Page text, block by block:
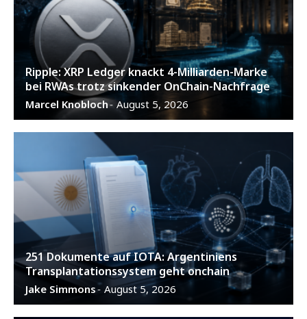
Ripple: XRP Ledger knackt 4-Milliarden-Marke
bei RWAs trotz sinkender OnChain-Nachfrage
Marcel Knobloch- August 5, 2026
251 Dokumente auf IOTA: Argentiniens
Transplantationssystem geht onchain
Jake Simmons- August 5, 2026